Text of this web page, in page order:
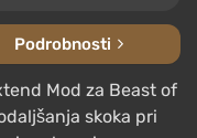
Podrobnosti
Mod za Beast of
skoka pri